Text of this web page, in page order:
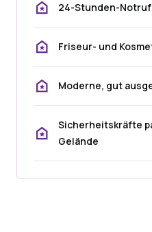
24-Stunden-
Friseur- und
Moderne, gut
Sicherheitskräfte
Gelände